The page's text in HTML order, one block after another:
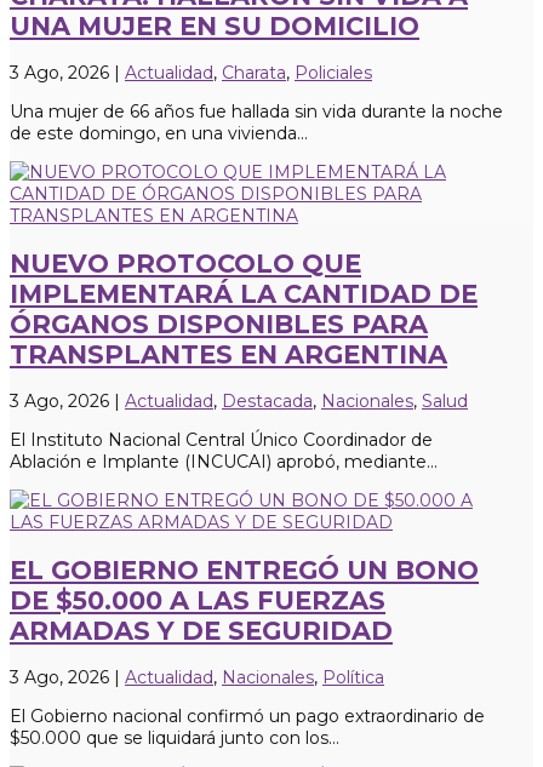
UNA MUJER EN SU DOMICILIO
3 Ago, 2026 Actualidad, Charata, Policiales
Una mujer de 66 años fue hallada sin vida durante la noche
de este domingo, en una vivienda...
NUEVO PROTOCOLO QUE
IMPLEMENTARÁ LA CANTIDAD DE
ÓRGANOS DISPONIBLES PARA
TRANSPLANTES EN ARGENTINA
3 Ago, 2026 Actualidad, Destacada, Nacionales, Salud
El Instituto Nacional Central Único Coordinador de
Ablación e Implante (INCUCAI) aprobó, mediante...
EL GOBIERNO ENTREGÓ UN BONO
DE $50.000 A LAS FUERZAS
ARMADAS Y DE SEGURIDAD
3 Ago, 2026 | Actualidad, Nacionales, Política
El Gobierno nacional confirmó un pago extraordinario de
$50.000 que se liquidará junto con los...